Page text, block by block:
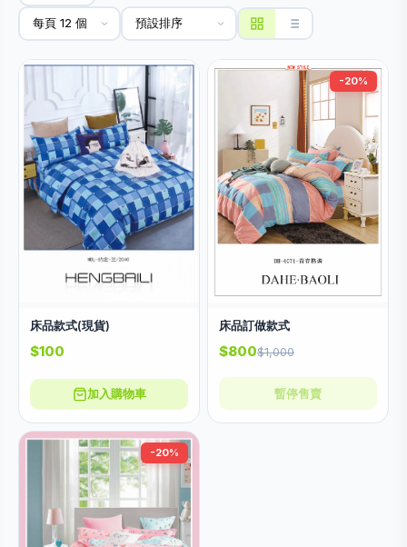
床品款式(現貨)
$100
加入購物車
-20%
床品訂做款式
$800$1,000
暫停售賣
-20%